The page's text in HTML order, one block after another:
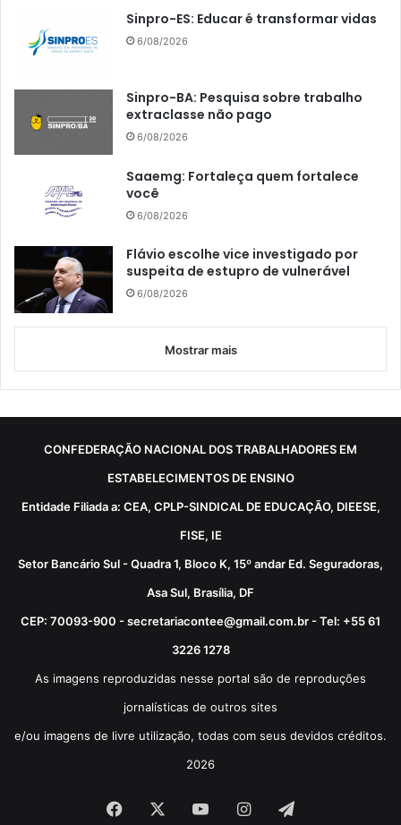
Sinpro-ES: Educar é transformar vidas
6/08/2026
Sinpro-BA: Pesquisa sobre trabalho
extraclasse não pago
6/08/2026
Saaemg: Fortaleça quem fortalece
você
6/08/2026
Flávio escolhe vice investigado por
suspeita de estupro de vulnerável
6/08/2026
Mostrar mais
CONFEDERAÇÃO NACIONAL DOS TRABALHADORES EM
ESTABELECIMENTOS DE ENSINO
Entidade Filiada a: CEA, CPLP-SINDICAL DE EDUCAÇÃO, DIEESE,
FISE, IE
Setor Bancário Sul - Quadra 1, Bloco K, 15º andar Ed. Seguradoras,
Asa Sul, Brasília, DF
CEP: 70093-900 - secretariacontee@gmail.com.br - Tel: +55 61
3226 1278
As imagens reproduzidas nesse portal são de reproduções
jornalísticas de outros sites
e/ou imagens de livre utilização, todas com seus devidos créditos.
2026
Facebook YouTubeInstagram